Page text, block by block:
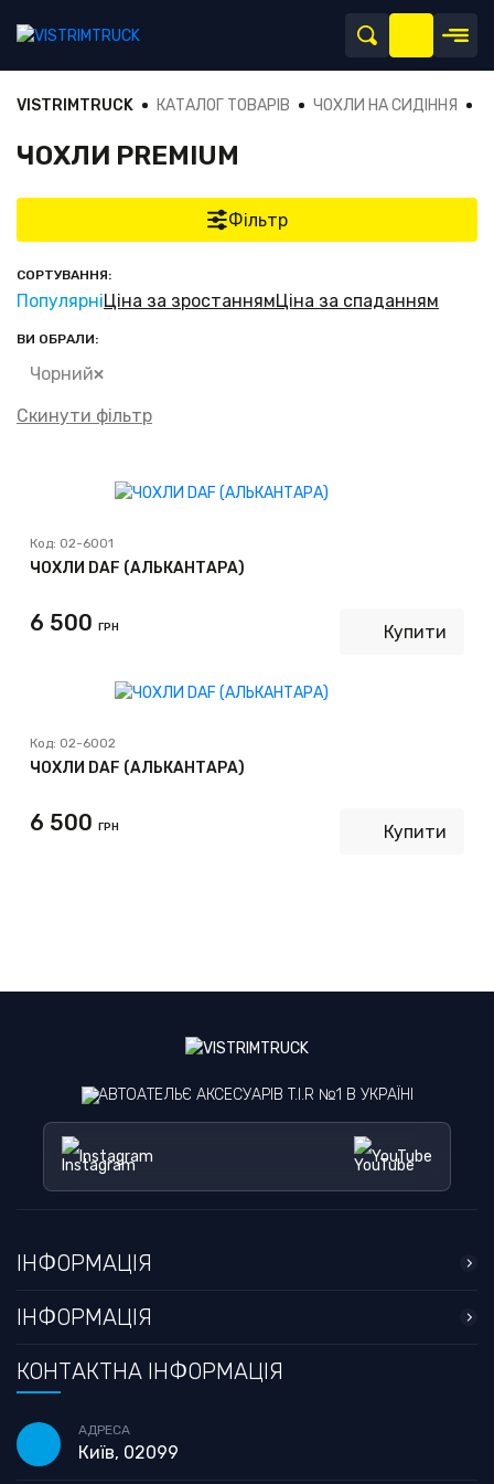
VISTRIMTRUCK КАТАЛОГ ТОВАРІВ ЧОХЛИ НА СИДІННЯ
ЧОХЛИ PREMIUM
Фільтр
СОРТУВАННЯ:
ПопулярніЦіна за зростаннямЦіна за спаданням
ВИ ОБРАЛИ:
Чорний
Скинути фільтр
Код: 02-6001
ЧОХЛИ DAF (АЛЬКАНТАРА)
6 500 ГРН Купити
Код: 02-6002
ЧОХЛИ DAF (АЛЬКАНТАРА)
6 500 ГРН Купити
АВТОАТЕЛЬЄ АКСЕСУАРІВ T.I.R №1 В УКРАЇНІ
Instagram YouTube
ІНФОРМАЦІЯ
ІНФОРМАЦІЯ
КОНТАКТНА ІНФОРМАЦІЯ
АДРЕСА
Київ, 02099